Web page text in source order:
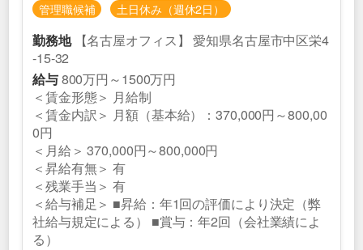
管理職候補 土日休み（週休2日）
勤務地【名古屋オフィス】 愛知県名古屋市中区栄4
-15-32
給与800万円～1500万円
＜賃金形態＞ 月給制
＜賃金内訳＞ 月額（基本給）：370,000円～800,00
0円
＜月給＞ 370,000円～800,000円
＜昇給有無＞ 有
＜残業手当＞ 有
＜給与補足＞ ■昇給：年1回の評価により決定（弊
社給与規定による） ■賞与：年2回（会社業績によ
る）